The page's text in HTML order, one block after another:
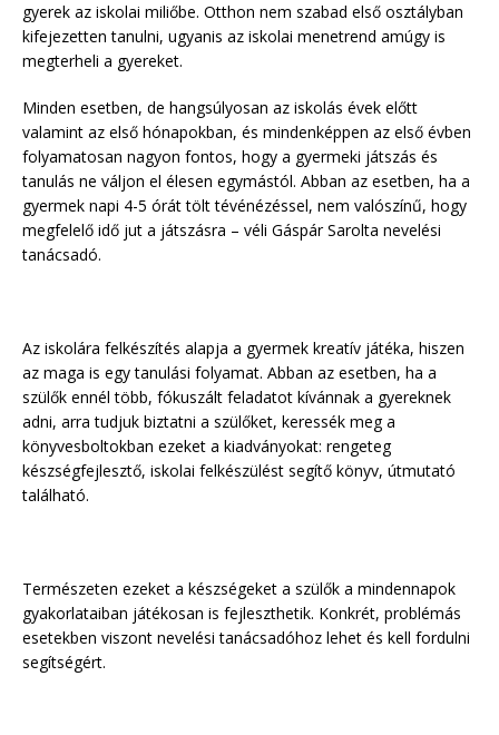
gyerek az iskolai miliőbe. Otthon nem szabad első osztályban
kifejezetten tanulni, ugyanis az iskolai menetrend amúgy is
megterheli a gyereket.
Minden esetben, de hangsúlyosan az iskolás évek előtt
valamint az első hónapokban, és mindenképpen az első évben
folyamatosan nagyon fontos, hogy a gyermeki játszás és
tanulás ne váljon el élesen egymástól. Abban az esetben, ha a
gyermek napi 4-5 órát tölt tévénézéssel, nem valószínű, hogy
megfelelő idő jut a játszásra – véli Gáspár Sarolta nevelési
tanácsadó.
Az iskolára felkészítés alapja a gyermek kreatív játéka, hiszen
az maga is egy tanulási folyamat. Abban az esetben, ha a
szülők ennél több, fókuszált feladatot kívánnak a gyereknek
adni, arra tudjuk biztatni a szülőket, keressék meg a
könyvesboltokban ezeket a kiadványokat: rengeteg
készségfejlesztő, iskolai felkészülést segítő könyv, útmutató
található.
Természeten ezeket a készségeket a szülők a mindennapok
gyakorlataiban játékosan is fejleszthetik. Konkrét, problémás
esetekben viszont nevelési tanácsadóhoz lehet és kell fordulni
segítségért.